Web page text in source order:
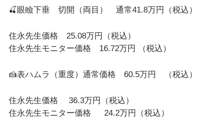
🍒眼瞼下垂 切開（両目） 通常41.8万円（税込）
住永先生価格 25.08万円（税込）
住永先生モニター価格 16.72万円 （税込）
🍰表ハムラ（重度）通常価格 60.5万円 （税込）
住永先生価格 36.3万円（税込）
住永先生モニター価格 24.2万円（税込）